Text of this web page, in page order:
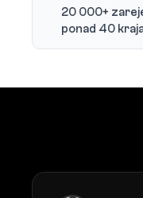
20 000+
ponad 40